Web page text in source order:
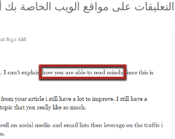
على مواقع الويب الخاصة بك أو